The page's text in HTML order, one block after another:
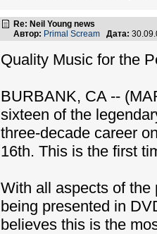
Re: Neil Young news
Автор: Primal Scream Дата:
Quality Music for the
BURBANK, CA --
sixteen of the
three-decade career
16th. This is the first
With all aspects of the
being presented in
believes this is the